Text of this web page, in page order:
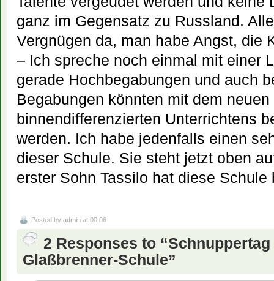
ganz im Gegensatz zu Russland.
Vergnügen da, man habe Angst, die
– Ich spreche noch einmal mit einer
gerade Hochbegabungen und auch
Begabungen könnten mit dem
binnendifferenzierten Unterrichtens
werden. Ich habe jedenfalls einen
dieser Schule. Sie steht jetzt oben
erster Sohn Tassilo hat diese Schule
Posted by admin at 00:06
2 Responses to
Glaßbrenner-Schule”